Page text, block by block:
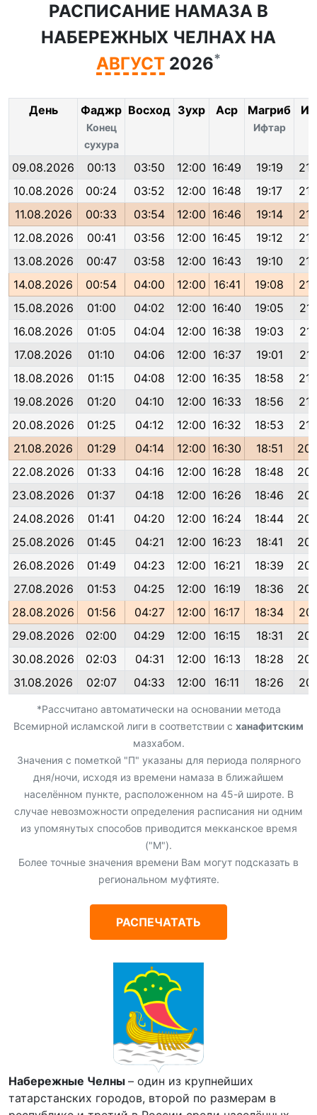
РАСПИСАНИЕ НАМАЗА В
НАБЕРЕЖНЫХ ЧЕЛНАХ НА
АВГУСТ 2026*
День Фаджр
Конец
сухура
Восход Зухр Аср Магриб
Ифтар
09.08.2026 00:13 03:50 12:00 16:49 19:19
10.08.2026
00:24 03:52 12:00 16:48 19:17
11.08.2026
00:33 03:54 12:00 16:46 19:14
12.08.2026
00:41 03:56 12:00 16:45 19:12
13.08.2026
00:47 03:58 12:00 16:43 19:10
14.08.2026
00:54 04:00 12:00 16:41 19:08
15.08.2026
01:00 04:02 12:00 16:40 19:05
16.08.2026
01:05 04:04 12:00 16:38 19:03
17.08.2026
01:10 04:06 12:00 16:37 19:01
18.08.2026
01:15 04:08 12:00 16:35 18:58
19.08.2026
01:20 04:10 12:00 16:33 18:56
20.08.2026
01:25 04:12 12:00 16:32 18:53
21.08.2026
01:29 04:14 12:00 16:30 18:51
22.08.2026
01:33 04:16 12:00 16:28 18:48
23.08.2026
01:37 04:18 12:00 16:26 18:46
24.08.2026
01:41 04:20 12:00 16:24 18:44
25.08.2026
01:45 04:21 12:00 16:23 18:41
26.08.2026
01:49 04:23 12:00 16:21 18:39
27.08.2026
01:53 04:25 12:00 16:19 18:36
28.08.2026
01:56 04:27 12:00 16:17 18:34
29.08.2026
02:00 04:29 12:00 16:15 18:31
30.08.2026
02:03 04:31 12:00 16:13 18:28
31.08.2026
02:07 04:33 12:00 16:11 18:26
*Рассчитано автоматически на основании метода
Всемирной исламской лиги в соответствии с ханафитским
мазхабом.
Значения с пометкой "П" указаны для периода полярного
дня/ночи, исходя из времени намаза в ближайшем
населённом пункте, расположенном на 45-й широте. В
случае невозможности определения расписания ни одним
из упомянутых способов приводится мекканское время
("М").
Более точные значения времени Вам могут подсказать в
региональном муфтияте.
РАСПЕЧАТАТЬ
Набережные Челны – один из крупнейших
татарстанских городов, второй по размерам в